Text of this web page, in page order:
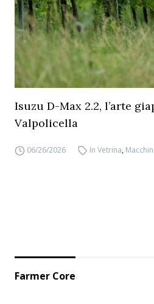
Isuzu D-Max 2.2, l’arte
Valpolicella
06/26/2026 In Vetrina,
Farmer Core